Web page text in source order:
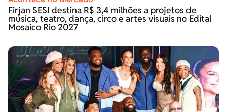
Firjan SESI destina R$ 3,4 milhões a projetos de
música, teatro, dança, circo e artes visuais no Edital
Mosaico Rio 2027